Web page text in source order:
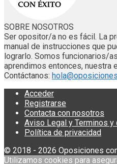
SOBRE NOSOTROS
Ser opositor/a no es fácil. La
manual de instrucciones que
lograrlo. Somos funcionarios/
aprendimos entonces, nuestra
Contáctanos:
Acceder
Registrarse
Contacta con nosotros
Aviso Legal y Terminos y
Política de privacidad
© 2018 - 2026 Oposiciones
Utilizamos cookies para